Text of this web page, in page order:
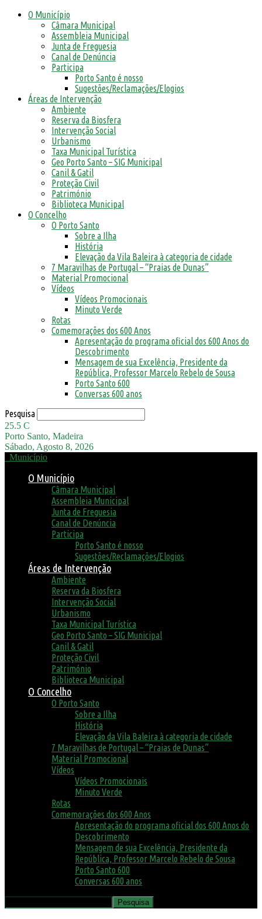
O Município
Câmara Municipal
Assembleia Municipal
Junta de Freguesia
Canal de Denúncia
Participa
Porto Santo é nosso
Sugestões/Reclamações/Elogios
Áreas de Intervenção
Ambiente
Reserva da Biosfera
Intervenção Social
Urbanismo
Taxa Municipal Turística
Geo Porto Santo – SIG Municipal
Canil & Gatil
Proteção Civil
Património
Biblioteca Municipal
O Concelho
O Porto Santo
Sobre a Ilha
História
Elevação da Vila Baleira à categoria de cidade
7 Maravilhas de Portugal – “Praias de Dunas”
Material Promocional
Vídeos
Vídeos Promocionais
Minuto Verde
Rotas
Comemorações dos 600 Anos
Apresentação do programa oficial dos 600 Anos do
Descobrimento
Mensagem de sua Excelência, Presidente da
República, Professor Marcelo Rebelo de Sousa
Porto Santo 600
Conversas 600 anos
Pesquisa
25.5 C
Porto Santo, Madeira
Sábado, Agosto 8, 2026
Município
O Município
Câmara Municipal
Assembleia Municipal
Junta de Freguesia
Canal de Denúncia
Participa
Porto Santo é nosso
Sugestões/Reclamações/Elogios
Áreas de Intervenção
Ambiente
Reserva da Biosfera
Intervenção Social
Urbanismo
Taxa Municipal Turística
Geo Porto Santo – SIG Municipal
Canil & Gatil
Proteção Civil
Património
Biblioteca Municipal
O Concelho
O Porto Santo
Sobre a Ilha
História
Elevação da Vila Baleira à categoria de cidade
7 Maravilhas de Portugal – “Praias de Dunas”
Material Promocional
Vídeos
Vídeos Promocionais
Minuto Verde
Rotas
Comemorações dos 600 Anos
Apresentação do programa oficial dos 600 Anos do
Descobrimento
Mensagem de sua Excelência, Presidente da
República, Professor Marcelo Rebelo de Sousa
Porto Santo 600
Conversas 600 anos